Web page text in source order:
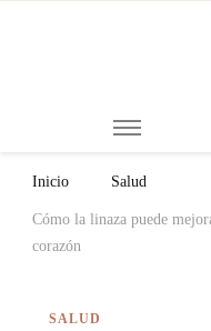
Inicio Salud
Cómo la linaza puede
corazón
SALUD